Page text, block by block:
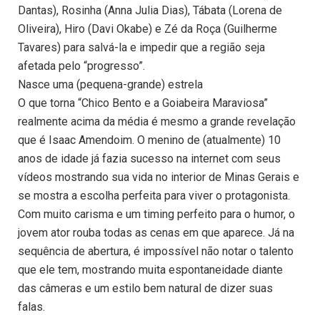
Dantas), Rosinha (Anna Julia Dias), Tábata (Lorena de
Oliveira), Hiro (Davi Okabe) e Zé da Roça (Guilherme
Tavares) para salvá-la e impedir que a região seja
afetada pelo “progresso”.
Nasce uma (pequena-grande) estrela
O que torna “Chico Bento e a Goiabeira Maraviosa”
realmente acima da média é mesmo a grande revelação
que é Isaac Amendoim. O menino de (atualmente) 10
anos de idade já fazia sucesso na internet com seus
vídeos mostrando sua vida no interior de Minas Gerais e
se mostra a escolha perfeita para viver o protagonista.
Com muito carisma e um timing perfeito para o humor, o
jovem ator rouba todas as cenas em que aparece. Já na
sequência de abertura, é impossível não notar o talento
que ele tem, mostrando muita espontaneidade diante
das câmeras e um estilo bem natural de dizer suas
falas.